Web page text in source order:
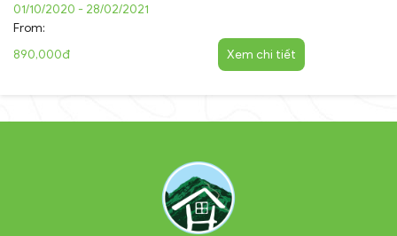
01/10/2020 - 28/02/2021
From:
890,000đ
Xem chi tiết